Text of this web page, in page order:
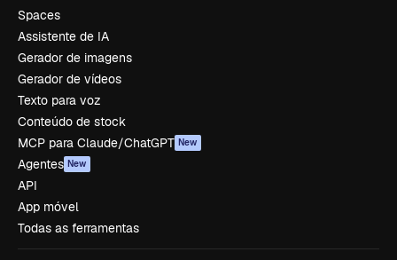
Spaces
Assistente de IA
Gerador de imagens
Gerador de vídeos
Texto para voz
Conteúdo de stock
MCP para Claude/ChatGPT New
Agentes New
API
App móvel
Todas as ferramentas